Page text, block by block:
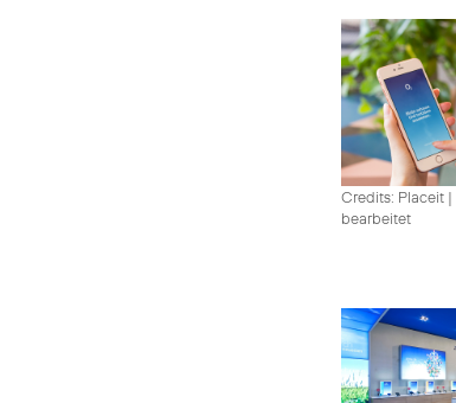
Credits: Placeit |
bearbeitet